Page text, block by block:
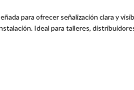
para ofrecer señalización clara y
Ideal para talleres,